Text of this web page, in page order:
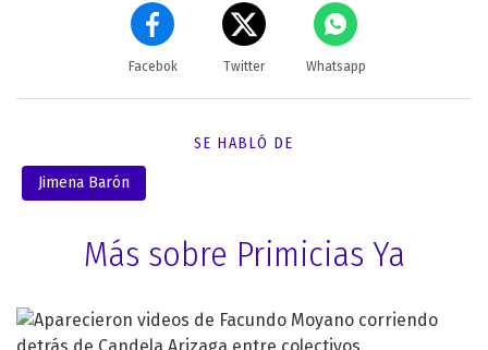
Facebok Twitter Whatsapp
SE HABLÓ DE
Jimena Barón
Más sobre Primicias Ya